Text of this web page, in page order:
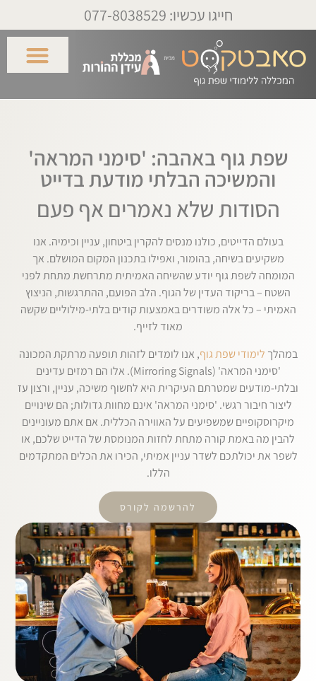
חייגו עכשיו: 077-8038529
שפת גוף באהבה: 'סימני המראה'
והמשיכה הבלתי מודעת בדייט
הסודות שלא נאמרים אף פעם
בעולם הדייטים, כולנו מנסים להקרין ביטחון, עניין וכימיה. אנו
משקיעים בשיחה, בהומור, ואפילו בתכנון המקום המושלם. אך
המומחה לשפת גוף יודע שהשיחה האמיתית מתרחשת מתחת לפני
השטח – בריקוד העדין של הגוף. הלב הפועם, ההתרגשות, הניצוץ
האמיתי – כל אלה משודרים באמצעות קודים בלתי-מילוליים שקשה
מאוד לזייף.
במהלך לימודי שפת גוף, אנו לומדים לזהות תופעה מרתקת המכונה
'סימני המראה' (Mirroring Signals). אלו הם רמזים עדינים
ובלתי-מודעים שמטרתם העיקרית היא לחשוף משיכה, עניין, ורצון עז
ליצור חיבור רגשי. 'סימני המראה' אינם מחוות גדולות; הם שינויים
מיקרוסקופיים שמשפיעים על האווירה הכללית. אם אתם מעוניינים
להבין מה באמת קורה מתחת לחזות המנומסת של הדייט שלכם, או
לשפר את יכולתכם לשדר עניין אמיתי, הכירו את הכלים המתקדמים
הללו.
להרשמה לקורס